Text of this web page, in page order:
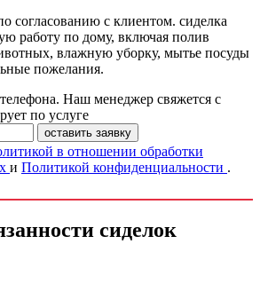
согласованию с клиентом. сиделка
работу по дому, включая полив
влажную уборку, мытье посуды
пожелания.
Наш менеджер свяжется с
по услуге
оставить заявку
в отношении обработки
и Политикой конфиденциальности .
сиделок